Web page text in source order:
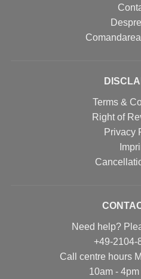
Terms &
Right of
Privacy
Need help?
+49-2104-
Call centre hours
10am -